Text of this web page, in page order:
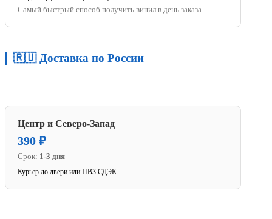
Самый быстрый способ получить винил в день заказа.
🇷🇺 Доставка по России
Центр и Северо-Запад
390 ₽
Срок: 1-3 дня
Курьер до двери или ПВЗ СДЭК.